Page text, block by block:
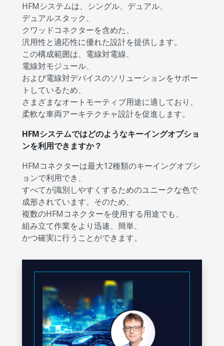
HFMシステムは、シングル、デュアル、
デュアルスタック、
クワッドコネクターを含めた、
汎用性と適応性に優れた設計を提供します。
この構成範囲は、電線対電線、
電線対モジュール、
および電線対デバイスのソリューションをサポー
トしているため、
さまざまなオートモーティブ用途に適しており、
柔軟な車両アーキテクチャ設計を促進します。
HFMシステムではどのようなキーイングオプショ
ンを利用できますか？
HFMコネクターは最大12種類のキーイングオプシ
ョンで利用でき、
すべてが識別しやすくするためのユニークな色で
成形されています。そのため、
複数のHFMコネクターを使用する用途でも、
組み立て作業をより迅速、簡単、
かつ確実に行うことができます。